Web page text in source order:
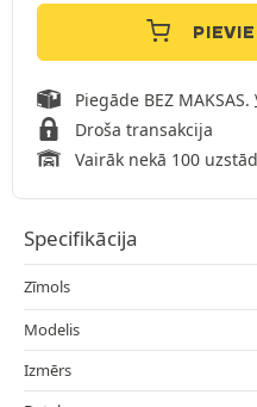
Piegāde BEZ MAKSAS.
Droša transakcija
Vairāk nekā 100
Specifikācija
Zīmols
Modelis
Izmērs